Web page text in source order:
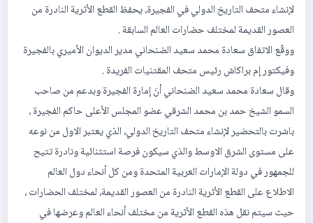
لإنشاء متحف التاريخ الدولي في الفجيرة، يحفظ القطع الأثرية النادرة من
العصور القديمة لمختلف حضارات العالم السابقة .
ووقّع الاتفاق سعادة محمد سعيد الضنحاني مدير الديوان الأميري بالفجيرة
وفيكتور إم براكاش رئيس متحف المقتنيات الفريدة .
وقال سعادة محمد سعيد الضنحاني أنَ إمارة الفجيرة وبدعم من صاحب
السمو الشيخ حمد بن محمد الشرقي عضو المجلس الأعلى حاكم الفجيرة ،
باشرت بالتحضير لإنشاء متحف التاريخ الدولي، الذي يعتبر الاول من نوعه
على مستوى الشرق الاوسط والذي سيكون فرصة استثنائية ونادرة تتيح
للجمهور في دولة الإمارات العربية المتحدة ومن كل أنحاء دول العالم
الاطلاع على القطع الأثرية النادرة من العصور القديمة، لمختلف الحضارات ،
حيث سيتم نقل هذه القطع الأثرية من مختلف أنحاء العالم وعرضها في